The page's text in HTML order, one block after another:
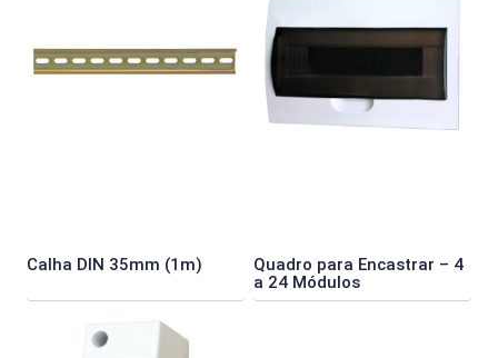
Calha DIN 35mm (1m)
Quadro para Encastrar – 4
a 24 Módulos